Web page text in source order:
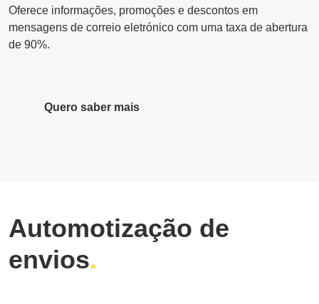
Oferece informações, promoções e descontos em
mensagens de correio eletrónico com uma taxa de abertura
de 90%.
Quero saber mais
Automotização de
envios